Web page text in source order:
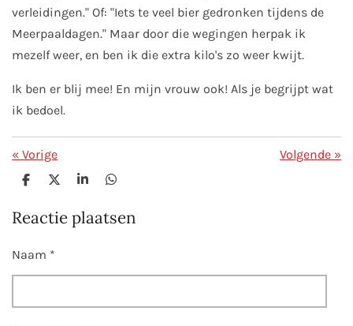
verleidingen." Of: "Iets te veel bier gedronken tijdens de
Meerpaaldagen." Maar door die wegingen herpak ik
mezelf weer, en ben ik die extra kilo's zo weer kwijt.
Ik ben er blij mee! En mijn vrouw ook! Als je begrijpt wat
ik bedoel.
« Vorige Volgende »
D
e
D
e
l
S
a
r
D
e
Reactie plaatsen
Naam *